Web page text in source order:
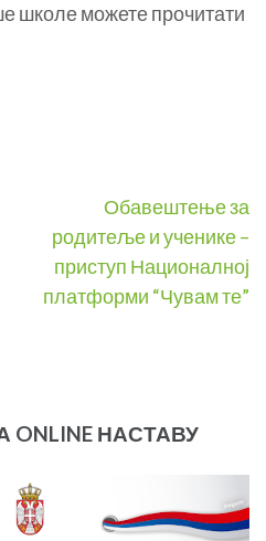
школе можете прочитати
Обавештење за
родитеље и ученике –
приступ Националној
платформи “Чувам те”
ONLINE НАСТАВУ